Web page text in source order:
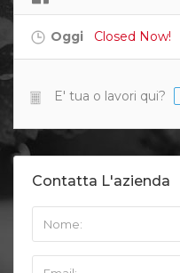
Oggi Closed Now!
E' tua o lavori qui?
Contatta L'azienda